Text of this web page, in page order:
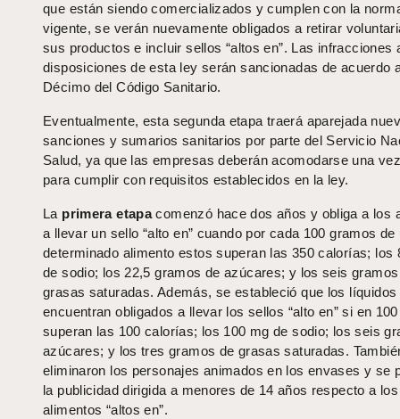
que están siendo comercializados y cumplen con la
vigente, se verán nuevamente obligados a retirar
sus productos e incluir sellos “altos en”. Las infracciones
disposiciones de esta ley serán sancionadas de acuerdo
Décimo del Código Sanitario.
Eventualmente, esta segunda etapa traerá aparejada
sanciones y sumarios sanitarios por parte del Servicio
Salud, ya que las empresas deberán acomodarse una
para cumplir con requisitos establecidos en la ley.
La primera etapacomenzó hace dos años y obliga a los
a llevar un sello “alto en” cuando por cada 100 gramos de
determinado alimento estos superan las 350 calorías; los
de sodio; los 22,5 gramos de azúcares; y los seis
grasas saturadas. Además, se estableció que los líquidos
encuentran obligados a llevar los sellos “alto en” si en
superan las 100 calorías; los 100 mg de sodio; los seis
azúcares; y los tres gramos de grasas saturadas.
eliminaron los personajes animados en los envases y se
la publicidad dirigida a menores de 14 años respecto a los
alimentos “altos en”.